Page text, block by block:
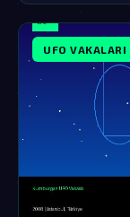
UFO VAKALARI